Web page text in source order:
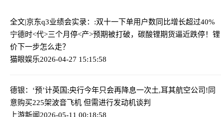
全文|京东q3业绩会实录：:双十一下单用户数同比增长超过40%
宁德时<代>三个月停<产>预期被打破，碳酸锂期货逼近跌停！锂
价下一步怎么走？
猫眼娱乐2026-04-27 15:15:58
德银：‘预’计英国;央行今年只会再降息一次土,耳其航空公司!同
意购买225架波音飞机 但需进行发动机谈判
上游新闻2026-05-11 00:18:58